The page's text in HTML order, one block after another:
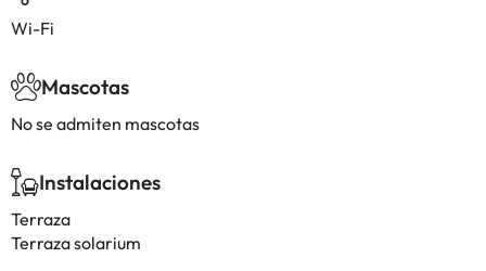
Wi-Fi
Mascotas
No se admiten mascotas
Instalaciones
Terraza
Terraza solarium